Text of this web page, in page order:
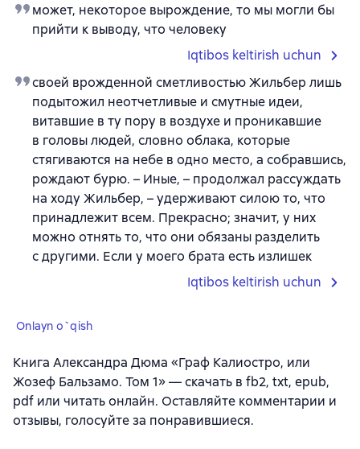
может, некоторое вырождение, то мы могли бы
прийти к выводу, что человеку
Iqtibos keltirish uchun
своей врожденной сметливостью Жильбер лишь
подытожил неотчетливые и смутные идеи,
витавшие в ту пору в воздухе и проникавшие
в головы людей, словно облака, которые
стягиваются на небе в одно место, а собравшись,
рождают бурю. – Иные, – продолжал рассуждать
на ходу Жильбер, – удерживают силою то, что
принадлежит всем. Прекрасно; значит, у них
можно отнять то, что они обязаны разделить
с другими. Если у моего брата есть излишек
Iqtibos keltirish uchun
Onlayn o`qish
Книга Александра Дюма «Граф Калиостро, или
Жозеф Бальзамо. Том 1» — скачать в fb2, txt, epub,
pdf или читать онлайн. Оставляйте комментарии и
отзывы, голосуйте за понравившиеся.